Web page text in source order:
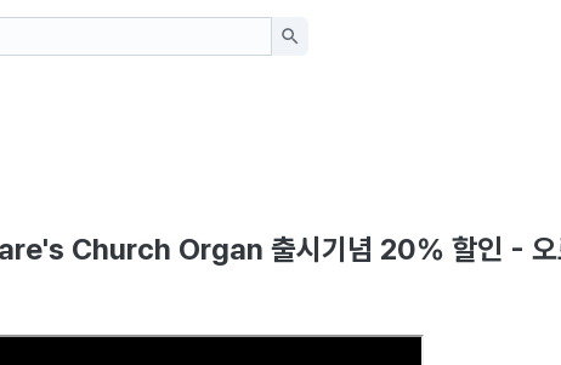
Church Organ 출시기념 20% 할인 - 오